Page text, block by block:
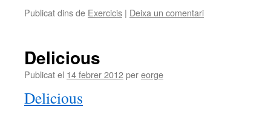
Publicat dins de Exercicis | Deixa un comentari
Delicious
Publicat el 14 febrer 2012pereorge
Delicious